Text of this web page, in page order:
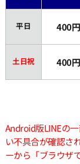
平日 400円
土日祝 400円
Android版LINEの
い不具合が確認さ
ーから「ブラウザ